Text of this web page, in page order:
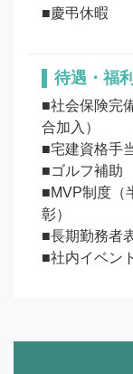
待遇・福
■社会保険完
合加入）
■宅建資格手
■ゴルフ補助
■MVP制度（
彰）
■長期勤務者
■社内イベント